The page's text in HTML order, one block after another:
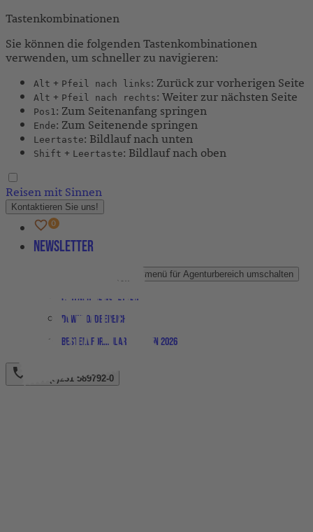
Tastenkombinationen
Sie können die folgenden Tastenkombinationen
verwenden, um schneller zu navigieren:
Alt + Pfeil nach links: Zurück zur vorherigen Seite
Alt + Pfeil nach rechts: Weiter zur nächsten Seite
Pos1: Zum Seitenanfang springen
Ende: Zum Seitenende springen
Leertaste: Bildlauf nach unten
Shift + Leertaste: Bildlauf nach oben
Reisen mit Sinnen
Kontaktieren Sie uns!
Newsletter
Untermenü für Agenturbereich umschalten
Downloadbereich
Bestellformular Magazin 2026
+49 (0)231 589792-0